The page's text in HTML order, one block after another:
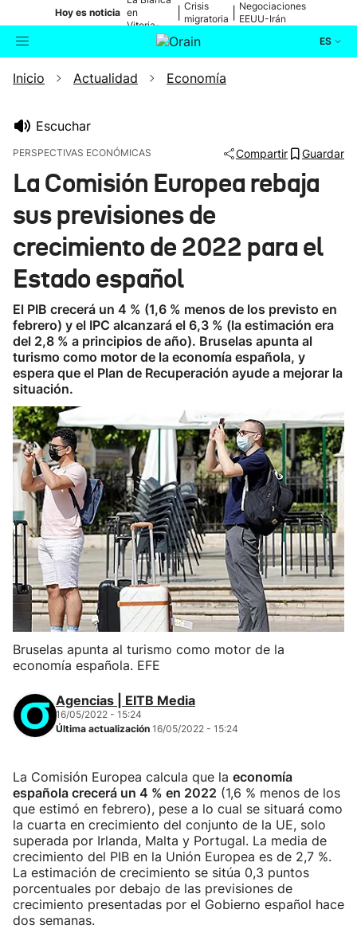
Hoy es noticia en
Vitoria-
Gasteiz
Crisis
migratoria
Negociaciones
EEUU-Irán
ES
Buscador Actualidad
Ikusmiran
Eguraldia
Inicio Actualidad Economía
Escuchar
PERSPECTIVAS ECONÓMICAS Compartir Guardar
La Comisión Europea rebaja
sus previsiones de
crecimiento de 2022 para el
Estado español
El PIB crecerá un 4 % (1,6 % menos de los previsto en
febrero) y el IPC alcanzará el 6,3 % (la estimación era
del 2,8 % a principios de año). Bruselas apunta al
turismo como motor de la economía española, y
espera que el Plan de Recuperación ayude a mejorar la
situación.
Bruselas apunta al turismo como motor de la
economía española. EFE
Agencias | EITB Media
16/05/2022 - 15:24
Última actualización 16/05/2022 - 15:24
La Comisión Europea calcula que la economía
española crecerá un 4 % en 2022 (1,6 % menos de los
que estimó en febrero), pese a lo cual se situará como
la cuarta en crecimiento del conjunto de la UE, solo
superada por Irlanda, Malta y Portugal. La media de
crecimiento del PIB en la Unión Europea es de 2,7 %.
La estimación de crecimiento se sitúa 0,3 puntos
porcentuales por debajo de las previsiones de
crecimiento presentadas por el Gobierno español hace
dos semanas.